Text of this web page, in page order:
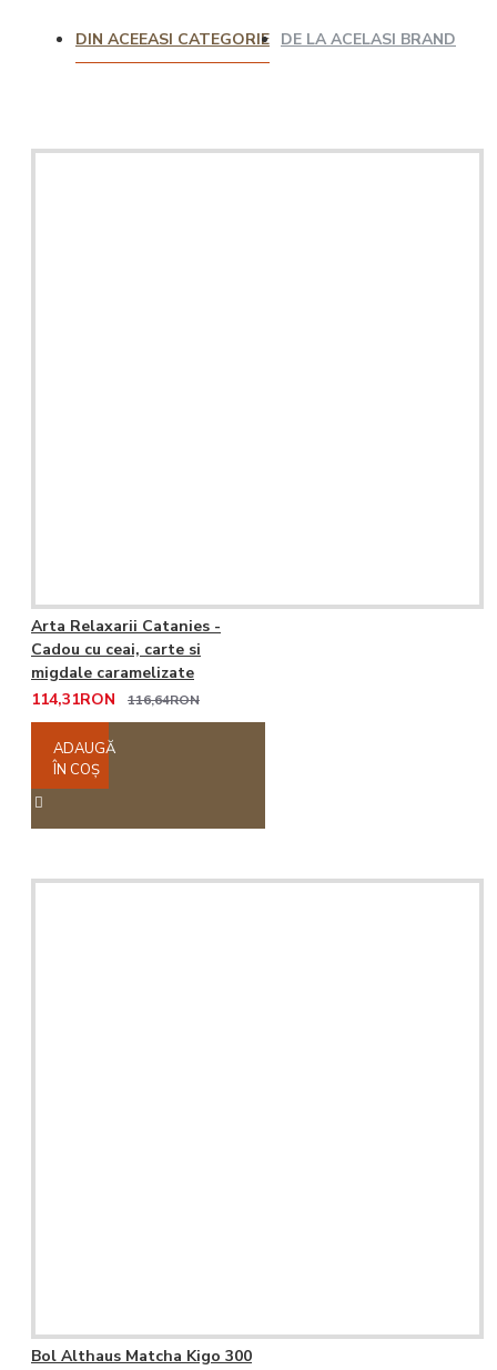
DIN ACEEASI CATEGORIE DE LA ACELASI BRAND
Arta Relaxarii Catanies -
Cadou cu ceai, carte si
migdale caramelizate
114,31RON
116,64RON
ADAUGĂ
ÎN COŞ
Bol Althaus Matcha Kigo 300